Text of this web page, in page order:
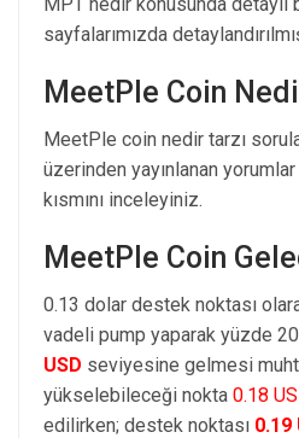
sayfalarımızda
MeetPle Coin
MeetPle coin nedir tarzı
üzerinden yayınlanan
kısmını inceleyiniz.
MeetPle Coin
0.13 dolar destek noktası
vadeli pump yaparak yüzde
USD seviyesine gelmesi
yükselebileceği nokta 0.18
edilirken; destek noktası 0.19